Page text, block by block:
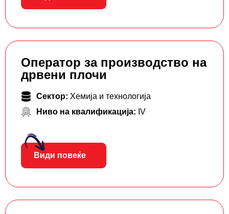
Оператор за производство на
дрвени плочи
Сектор: Хемија и технологија
Ниво на квалификација: IV
Види повеќе